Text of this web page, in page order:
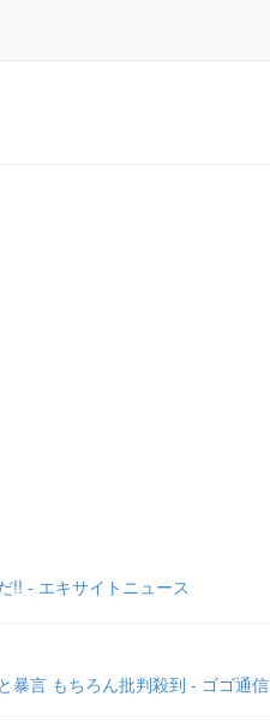
!! - エキサイトニュース
暴言 もちろん批判殺到 - ゴゴ通信